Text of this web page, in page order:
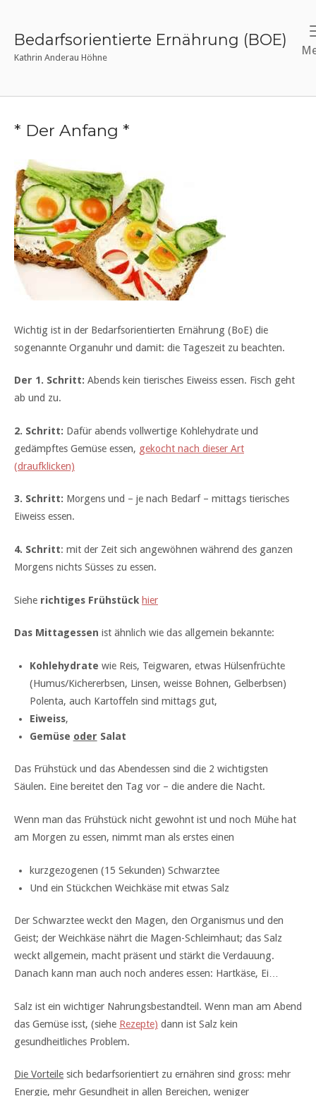
contentBedarfsorientierte Ernährung (BOE)
Kathrin Anderau Höhne
* Der Anfang *
Wichtig ist in der Bedarfsorientierten Ernährung (BoE) die
sogenannte Organuhr und damit: die Tageszeit zu beachten.
Der 1. Schritt: Abends kein tierisches Eiweiss essen. Fisch geht
ab und zu.
2. Schritt: Dafür abends vollwertige Kohlehydrate und
gedämpftes Gemüse essen, gekocht nach dieser Art
(draufklicken)
3. Schritt: Morgens und – je nach Bedarf – mittags tierisches
Eiweiss essen.
4. Schritt: mit der Zeit sich angewöhnen während des ganzen
Morgens nichts Süsses zu essen.
Siehe richtiges Frühstück hier
Das Mittagessen ist ähnlich wie das allgemein bekannte:
Kohlehydrate wie Reis, Teigwaren, etwas Hülsenfrüchte
(Humus/Kichererbsen, Linsen, weisse Bohnen, Gelberbsen)
Polenta, auch Kartoffeln sind mittags gut,
Eiweiss,
Gemüse oder Salat
Das Frühstück und das Abendessen sind die 2 wichtigsten
Säulen. Eine bereitet den Tag vor – die andere die Nacht.
Wenn man das Frühstück nicht gewohnt ist und noch Mühe hat
am Morgen zu essen, nimmt man als erstes einen
kurzgezogenen (15 Sekunden) Schwarztee
Und ein Stückchen Weichkäse mit etwas Salz
Der Schwarztee weckt den Magen, den Organismus und den
Geist; der Weichkäse nährt die Magen-Schleimhaut; das Salz
weckt allgemein, macht präsent und stärkt die Verdauung.
Danach kann man auch noch anderes essen: Hartkäse, Ei…
Salz ist ein wichtiger Nahrungsbestandteil. Wenn man am Abend
das Gemüse isst, (siehe Rezepte) dann ist Salz kein
gesundheitliches Problem.
Die Vorteile sich bedarfsorientiert zu ernähren sind gross: mehr
Energie, mehr Gesundheit in allen Bereichen, weniger